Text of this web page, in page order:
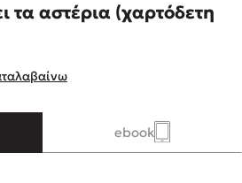
Κρομμύδας
μου είσαι εσύ
τα αστέρια (χαρτόδετη
ebook